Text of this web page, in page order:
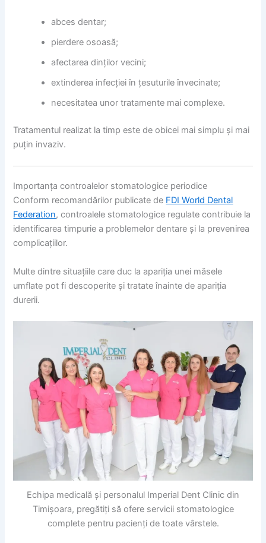
abces dentar;
pierdere osoasă;
afectarea dinților vecini;
extinderea infecției în țesuturile învecinate;
necesitatea unor tratamente mai complexe.
Tratamentul realizat la timp este de obicei mai simplu și mai
puțin invaziv.
Importanța controalelor stomatologice periodice
Conform recomandărilor publicate de FDI World Dental
Federation, controalele stomatologice regulate contribuie la
identificarea timpurie a problemelor dentare și la prevenirea
complicațiilor.
Multe dintre situațiile care duc la apariția unei măsele
umflate pot fi descoperite și tratate înainte de apariția
durerii.
Echipa medicală și personalul Imperial Dent Clinic din
Timișoara, pregătiți să ofere servicii stomatologice
complete pentru pacienți de toate vârstele.